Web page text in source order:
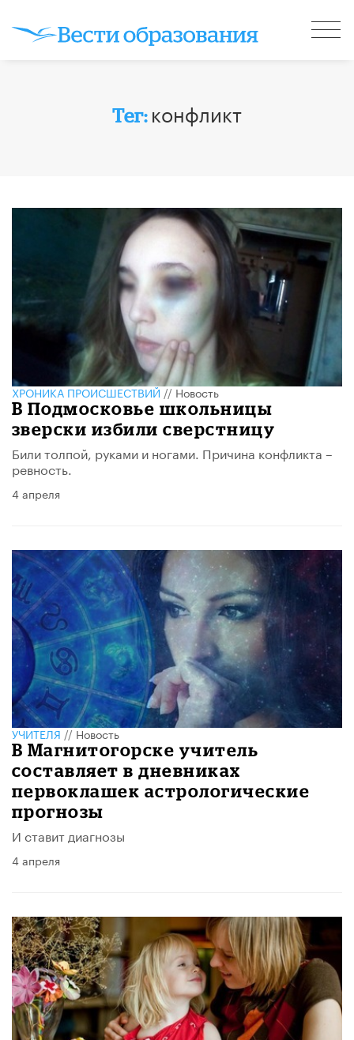
Тег: конфликт
ХРОНИКА ПРОИСШЕСТВИЙ//Новость
В Подмосковье школьницы
зверски избили сверстницу
Били толпой, руками и ногами. Причина конфликта –
ревность.
4 апреля
УЧИТЕЛЯ//Новость
В Магнитогорске учитель
составляет в дневниках
первоклашек астрологические
прогнозы
И ставит диагнозы
4 апреля